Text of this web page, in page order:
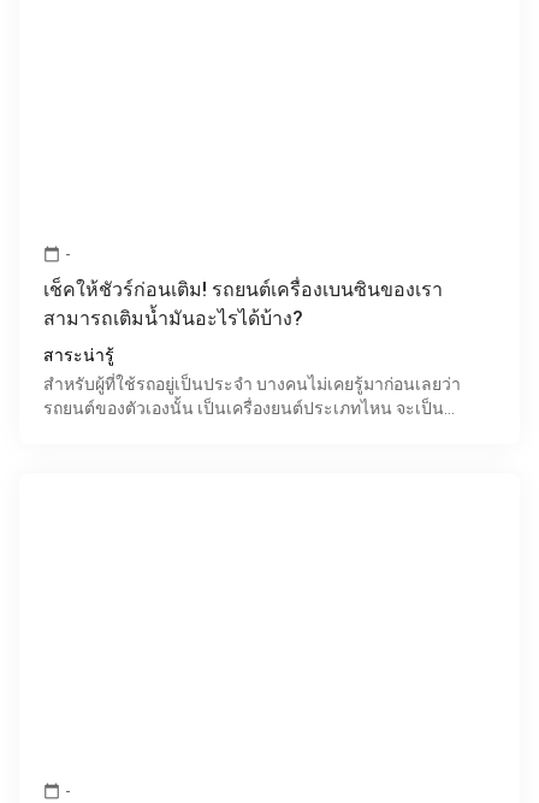
calendar_today -
เช็คให้ชัวร์ก่อนเติม! รถยนต์เครื่องเบนซินของเรา
สามารถเติมน้ำมันอะไรได้บ้าง?
สาระน่ารู้
สำหรับผู้ที่ใช้รถอยู่เป็นประจำ บางคนไม่เคยรู้มาก่อนเลยว่า
รถยนต์ของตัวเองนั้น เป็นเครื่องยนต์ประเภทไหน จะเป็น
calendar_today -